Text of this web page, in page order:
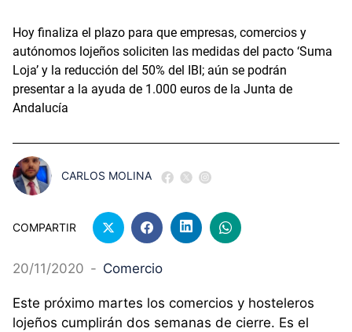
Hoy finaliza el plazo para que empresas, comercios y
autónomos lojeños soliciten las medidas del pacto ‘Suma
Loja’ y la reducción del 50% del IBI; aún se podrán
presentar a la ayuda de 1.000 euros de la Junta de
Andalucía
CARLOS MOLINA
COMPARTIR
20/11/2020 - Comercio
Este próximo martes los comercios y hosteleros
lojeños cumplirán dos semanas de cierre. Es el